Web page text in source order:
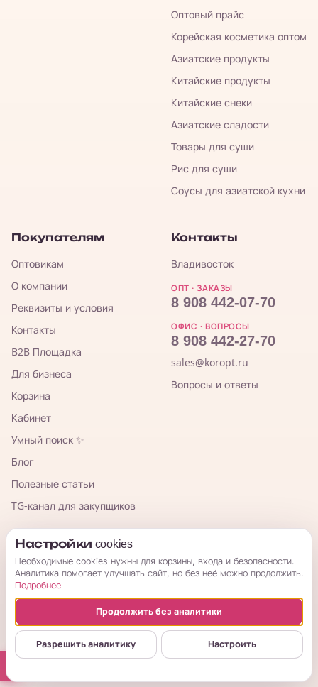
Оптовый прайс
Корейская косметика оптом
Азиатские продукты
Китайские продукты
Китайские снеки
Азиатские сладости
Товары для суши
Рис для суши
Соусы для азиатской кухни
Покупателям
Оптовикам
О компании
Реквизиты и условия
Контакты
B2B Площадка
Для бизнеса
Корзина
Кабинет
Умный поиск ✨
Блог
Полезные статьи
TG-канал для закупщиков
Контакты
Владивосток
ОПТ · ЗАКАЗЫ
8 908 442-07-70
ОФИС · ВОПРОСЫ
8 908 442-27-70
sales@koropt.ru
Вопросы и ответы
КорОпт
© 2026 КорОпт. Корейские и китайские товары из Владивостока.
ИП Галицкая Мария Сергеевна · ИНН 253909697776 · ОГРНИП
314254321800034
Публичная офертаУсловия возвратаПолитикаНастройки cookies
Настройки cookies
Необходимые cookies нужны для корзины, входа и безопасности.
Аналитика помогает улучшать сайт, но без неё можно продолжить.
Подробнее
Продолжить без аналитики
Разрешить аналитику Настроить